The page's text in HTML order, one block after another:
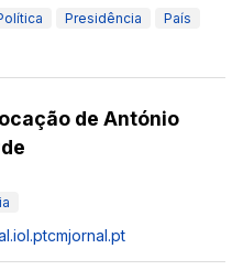
Presidência País
de António
cmjornal.pt